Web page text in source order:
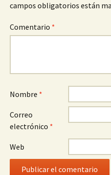
campos obligatorios están
Comentario *
Nombre *
Correo
electrónico *
Web